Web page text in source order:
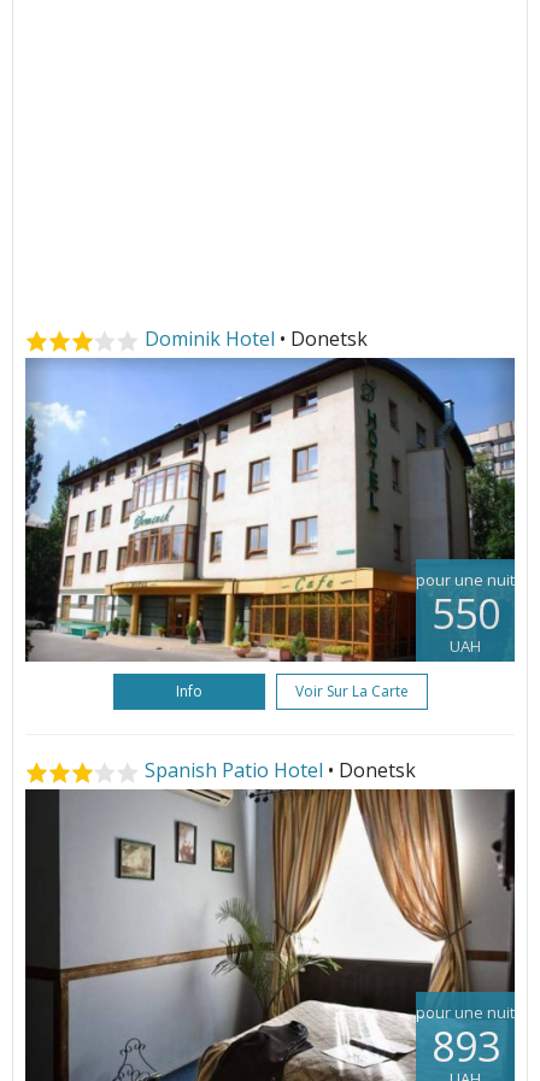
Dominik Hotel • Donetsk
pour une nuit
550
UAH
Info Voir Sur La Carte
Spanish Patio Hotel • Donetsk
pour une nuit
893